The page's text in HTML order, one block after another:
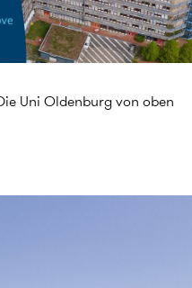
Uni Oldenburg von oben